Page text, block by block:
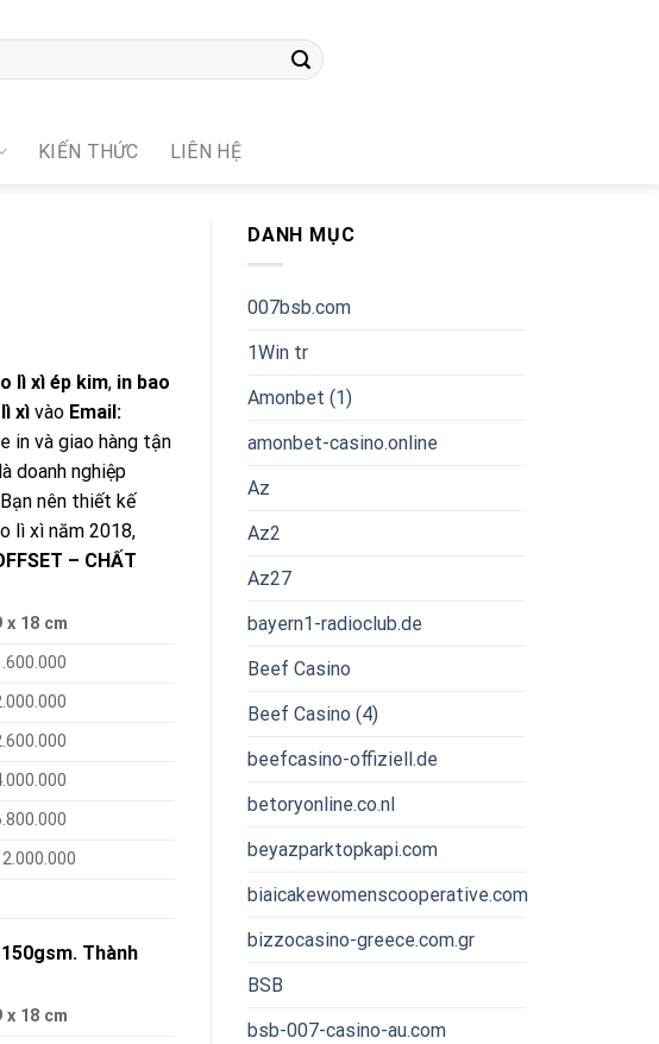
KIẾN THỨC LIÊN HỆ
lì xì ép kim, in bao
xì vào Email:
in và giao hàng tận
doanh nghiệp
nên thiết kế
lì xì năm 2018,
– CHẤT
x 18 cm
150gsm. Thành
x 18 cm
DANH MỤC
007bsb.com
1Win tr
Amonbet (1)
amonbet-casino.online
Az
Az2
Az27
bayern1-radioclub.de
Beef Casino
Beef Casino (4)
beefcasino-offiziell.de
betoryonline.co.nl
beyazparktopkapi.com
biaicakewomenscooperative.com
bizzocasino-greece.com.gr
BSB
bsb-007-casino-au.com